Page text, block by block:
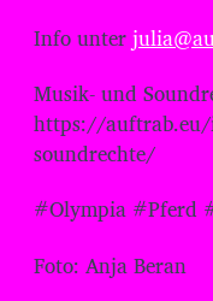
Info unter
Musik- und
⁠⁠⁠⁠⁠⁠⁠⁠⁠⁠⁠⁠⁠⁠⁠⁠⁠⁠⁠⁠⁠https://
soundrechte/⁠⁠⁠⁠⁠⁠⁠⁠⁠⁠⁠⁠⁠⁠⁠⁠⁠⁠⁠⁠⁠
#Olympia #Pferd
Foto: Anja Beran